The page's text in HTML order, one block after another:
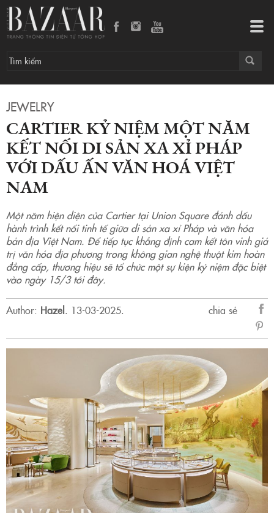
JEWELRY
CARTIER KỶ NIỆM MỘT NĂM
KẾT NỐI DI SẢN XA XỈ PHÁP
VỚI DẤU ẤN VĂN HOÁ VIỆT
NAM
Một năm hiện diện của Cartier tại Union Square đánh dấu
hành trình kết nối tinh tế giữa di sản xa xỉ Pháp và văn hóa
bản địa Việt Nam. Để tiếp tục khẳng định cam kết tôn vinh giá
trị văn hóa địa phương trong không gian nghệ thuật kim hoàn
đẳng cấp, thương hiệu sẽ tổ chức một sự kiện kỷ niệm đặc biệt
vào ngày 15/3 tới đây.
Author: Hazel. 13-03-2025.
chia sẻ
sẻ